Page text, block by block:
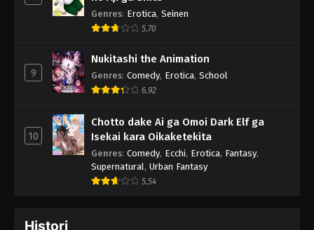
Genres: Erotica, Seinen
5.70
9
Nukitashi the Animation
Genres: Comedy, Erotica, School
6.92
10
Chotto dake Ai ga Omoi Dark Elf ga
Isekai kara Oikaketekita
Genres: Comedy, Ecchi, Erotica, Fantasy,
Supernatural , Urban Fantasy
5.54
Histori